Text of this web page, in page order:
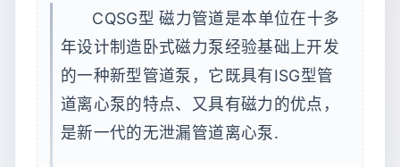
CQSG型 磁力管道是本单位在十多
年设计制造卧式磁力泵经验基础上开发
的一种新型管道泵，它既具有ISG型管
道离心泵的特点、又具有磁力的优点，
是新一代的无泄漏管道离心泵.